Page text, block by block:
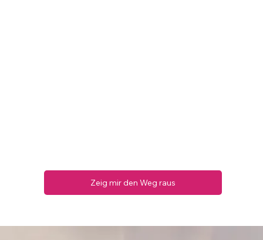
Zeig mir den Weg raus